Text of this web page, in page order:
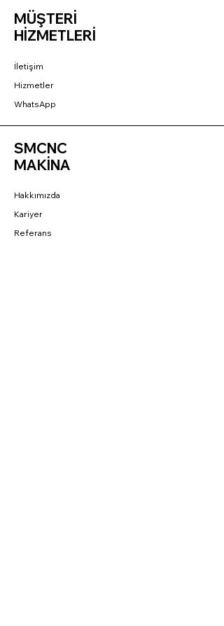
MÜŞTERİ
HİZMETLERİ
İletişim
Hizmetler
WhatsApp
SMCNC
MAKİNA
Hakkımızda
Kariyer
Referans